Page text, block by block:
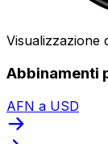
Visualizzazione
Abbinamenti
AFN a USD